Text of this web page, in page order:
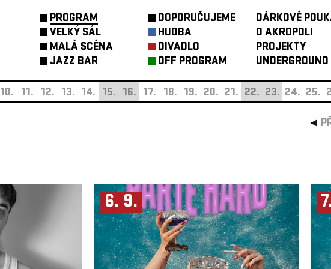
PROGRAM
VELKÝ SÁL
MALÁ SCÉNA
JAZZ BAR
DOPORUČUJEME
HUDBA
DIVADLO
OFF PROGRAM
DÁRKOVÉ
O AKROPOLI
PROJEKTY
UNDERGROUND
10. 11. 12. 13. 14. 15. 16. 17. 18. 19. 20. 21. 22. 23. 24. 25.
6. 9.